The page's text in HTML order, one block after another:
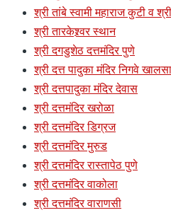
श्री तांबे स्वामी महाराज कुटी व
श्री तारकेश्र्वर स्थान
श्री दगडुशेठ दत्तमंदिर पुणे
श्री दत्त पादुका मंदिर निगवे खालसा
श्री दत्तपादुका मंदिर देवास
श्री दत्तमंदिर खरोळा
श्री दत्तमंदिर डिग्रज
श्री दत्तमंदिर मुरुड
श्री दत्तमंदिर रास्तापेठ पुणे
श्री दत्तमंदिर वाकोला
श्री दत्तमंदिर वाराणसी